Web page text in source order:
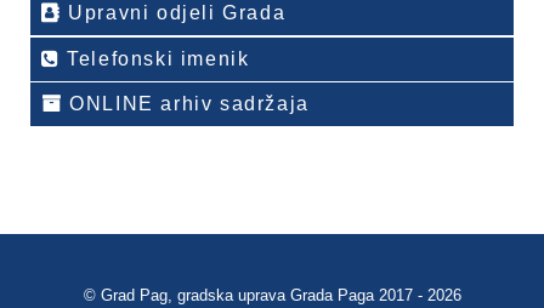
Upravni odjeli Grada
Telefonski imenik
ONLINE arhiv sadržaja
© Grad Pag, gradska uprava Grada Paga 2017 - 2026